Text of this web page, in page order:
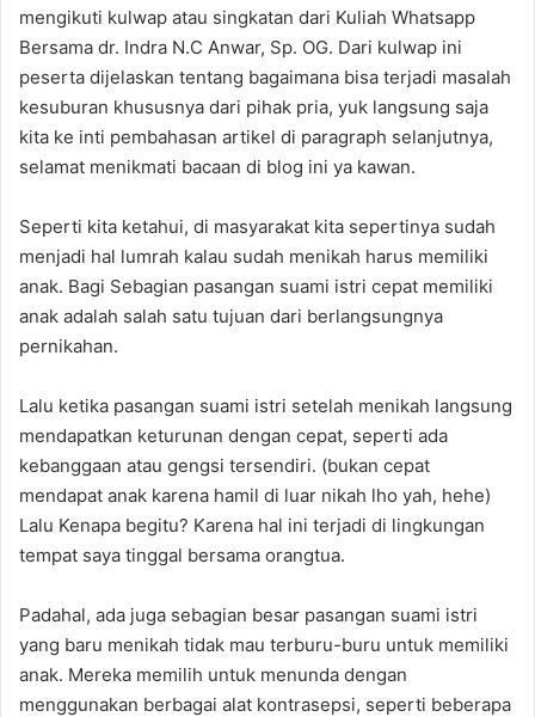
mengikuti kulwap atau singkatan dari Kuliah Whatsapp
Bersama dr. Indra N.C Anwar, Sp. OG. Dari kulwap ini
peserta dijelaskan tentang bagaimana bisa terjadi masalah
kesuburan khususnya dari pihak pria, yuk langsung saja
kita ke inti pembahasan artikel di paragraph selanjutnya,
selamat menikmati bacaan di blog ini ya kawan.
Seperti kita ketahui, di masyarakat kita sepertinya sudah
menjadi hal lumrah kalau sudah menikah harus memiliki
anak. Bagi Sebagian pasangan suami istri cepat memiliki
anak adalah salah satu tujuan dari berlangsungnya
pernikahan.
Lalu ketika pasangan suami istri setelah menikah langsung
mendapatkan keturunan dengan cepat, seperti ada
kebanggaan atau gengsi tersendiri. (bukan cepat
mendapat anak karena hamil di luar nikah lho yah, hehe)
Lalu Kenapa begitu? Karena hal ini terjadi di lingkungan
tempat saya tinggal bersama orangtua.
Padahal, ada juga sebagian besar pasangan suami istri
yang baru menikah tidak mau terburu-buru untuk memiliki
anak. Mereka memilih untuk menunda dengan
menggunakan berbagai alat kontrasepsi, seperti beberapa